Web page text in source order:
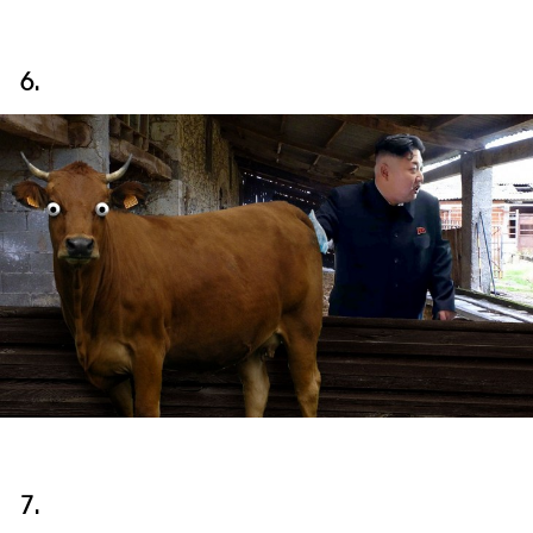
6.
7.